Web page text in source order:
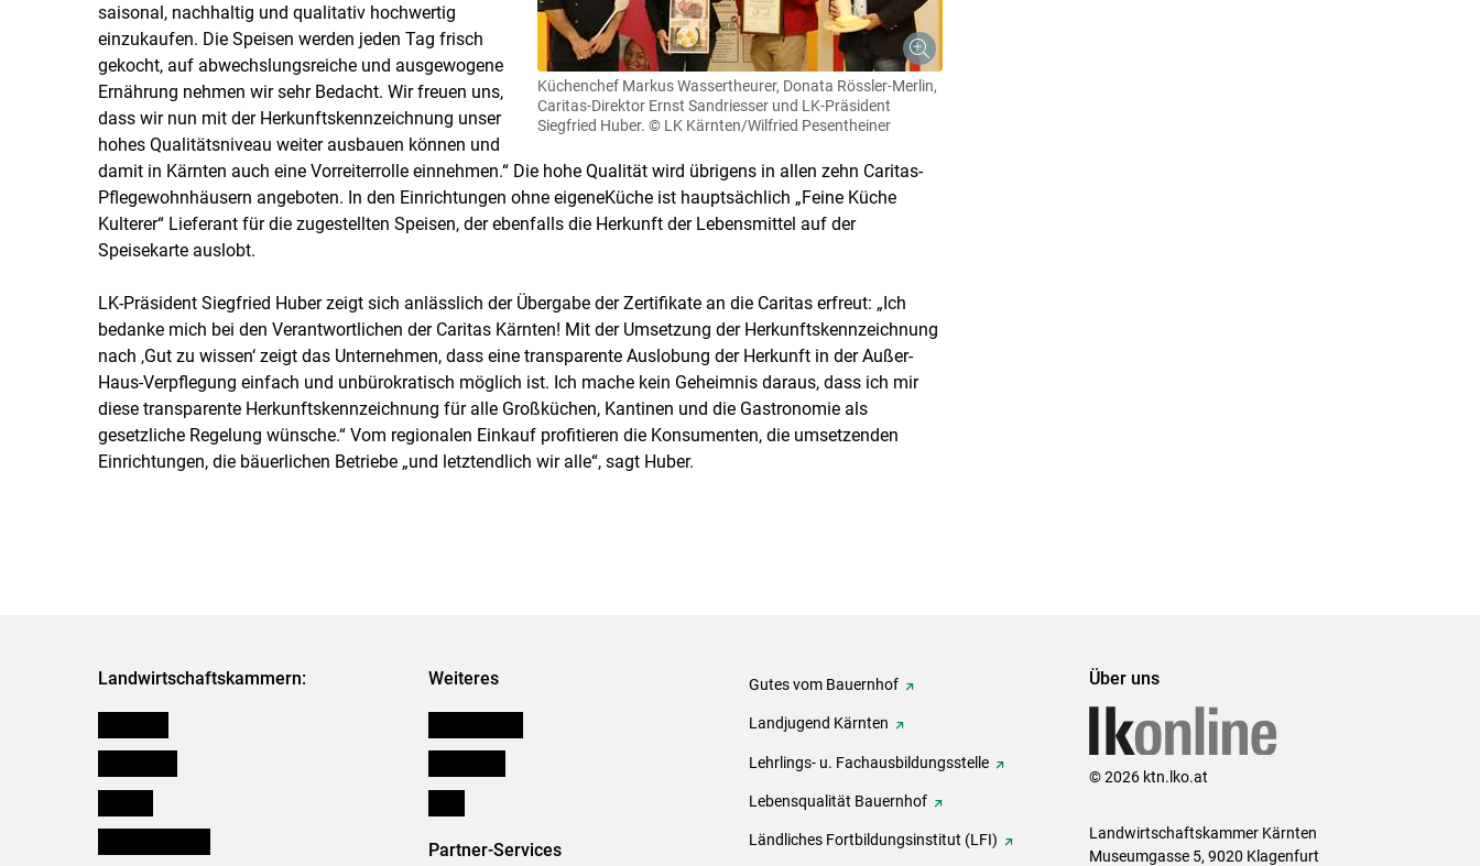
Küchenchef Markus Wassertheurer, Donata Rössler-Merlin,
Caritas-Direktor Ernst Sandriesser und LK-Präsident
Siegfried Huber. © LK Kärnten/Wilfried Pesentheiner
saisonal, nachhaltig und qualitativ hochwertig
einzukaufen. Die Speisen werden jeden Tag frisch
gekocht, auf abwechslungsreiche und ausgewogene
Ernährung nehmen wir sehr Bedacht. Wir freuen uns,
dass wir nun mit der Herkunftskennzeichnung unser
hohes Qualitätsniveau weiter ausbauen können und
damit in Kärnten auch eine Vorreiterrolle einnehmen.“ Die hohe Qualität wird übrigens in allen zehn Caritas-
Pflegewohnhäusern angeboten. In den Einrichtungen ohne eigeneKüche ist hauptsächlich „Feine Küche
Kulterer“ Lieferant für die zugestellten Speisen, der ebenfalls die Herkunft der Lebensmittel auf der
Speisekarte auslobt.
LK-Präsident Siegfried Huber zeigt sich anlässlich der Übergabe der Zertifikate an die Caritas erfreut: „Ich
bedanke mich bei den Verantwortlichen der Caritas Kärnten! Mit der Umsetzung der Herkunftskennzeichnung
nach ‚Gut zu wissen‘ zeigt das Unternehmen, dass eine transparente Auslobung der Herkunft in der Außer-
Haus-Verpflegung einfach und unbürokratisch möglich ist. Ich mache kein Geheimnis daraus, dass ich mir
diese transparente Herkunftskennzeichnung für alle Großküchen, Kantinen und die Gastronomie als
gesetzliche Regelung wünsche.“ Vom regionalen Einkauf profitieren die Konsumenten, die umsetzenden
Einrichtungen, die bäuerlichen Betriebe „und letztendlich wir alle“, sagt Huber.
Landwirtschaftskammern: Weiteres
Partner-Services
Gutes vom Bauernhof
Landjugend Kärnten
Lehrlings- u. Fachausbildungsstelle
Lebensqualität Bauernhof
Ländliches Fortbildungsinstitut (LFI)
Über uns
© 2026 ktn.lko.at
Landwirtschaftskammer Kärnten
Museumgasse 5, 9020 Klagenfurt